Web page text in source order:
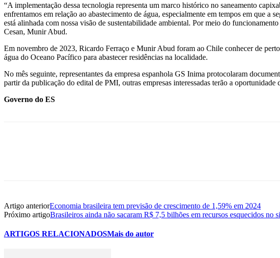
“A implementação dessa tecnologia representa um marco histórico no saneamento
enfrentamos em relação ao abastecimento de água, especialmente em tempos em que a
está alinhada com nossa visão de sustentabilidade ambiental. Por meio do
Cesan, Munir Abud.
Em novembro de 2023, Ricardo Ferraço e Munir Abud foram ao Chile conhecer de
água do Oceano Pacífico para abastecer residências na localidade.
No mês seguinte, representantes da empresa espanhola GS Inima protocolaram
partir da publicação do edital de PMI, outras empresas interessadas terão a
Governo do ES
Artigo anteriorEconomia brasileira tem previsão de crescimento de 1,59% em 2024
Próximo artigoBrasileiros ainda não sacaram R$ 7,5 bilhões em recursos esquecidos no
ARTIGOS RELACIONADOSMais do autor